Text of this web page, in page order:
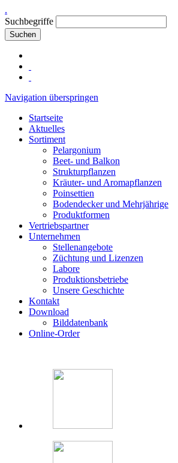
.
Suchbegriffe
Suchen
Navigation überspringen
Startseite
Aktuelles
Sortiment
Pelargonium
Beet- und Balkon
Strukturpflanzen
Kräuter- und Aromapflanzen
Poinsettien
Bodendecker und Mehrjährige
Produktformen
Vertriebspartner
Unternehmen
Stellenangebote
Züchtung und Lizenzen
Labore
Produktionsbetriebe
Unsere Geschichte
Kontakt
Download
Bilddatenbank
Online-Order